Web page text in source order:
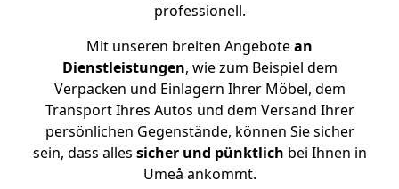
professionell.
Mit unseren breiten Angebotean
Dienstleistungen, wie zum Beispiel dem
Verpacken und Einlagern Ihrer Möbel, dem
Transport Ihres Autos und dem Versand Ihrer
persönlichen Gegenstände, können Sie sicher
sein, dass alles sicher und pünktlich bei Ihnen in
Umeå ankommt.